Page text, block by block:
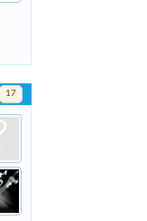
17